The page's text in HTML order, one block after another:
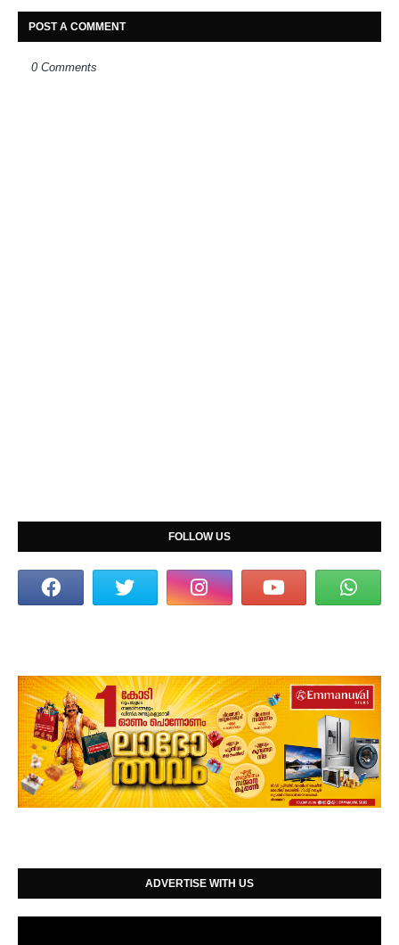
POST A COMMENT
0 Comments
FOLLOW US
ADVERTISE WITH US